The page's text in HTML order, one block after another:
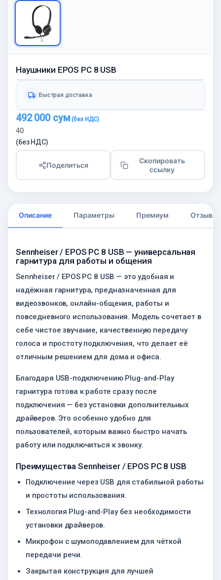
Наушники EPOS PC 8 USB
Быстрая доставка
492 000 сум
40
(без НДС)
Поделиться
Скопировать
ссылку
Описание Параметры Премиум Отзывы
Sennheiser / EPOS PC 8 USB — универсальная
гарнитура для работы и общения
Sennheiser / EPOS PC 8 USB — это удобная и
надёжная гарнитура, предназначенная для
видеозвонков, онлайн-общения, работы и
повседневного использования. Модель сочетает в
себе чистое звучание, качественную передачу
голоса и простоту подключения, что делает её
отличным решением для дома и офиса.
Благодаря USB-подключению Plug-and-Play
гарнитура готова к работе сразу после
подключения — без установки дополнительных
драйверов. Это особенно удобно для
пользователей, которым важно быстро начать
работу или подключиться к звонку.
Преимущества Sennheiser / EPOS PC 8 USB
Подключение через USB для стабильной работы
и простоты использования.
Технология Plug-and-Play без необходимости
установки драйверов.
Микрофон с шумоподавлением для чёткой
передачи речи.
Закрытая конструкция для лучшей